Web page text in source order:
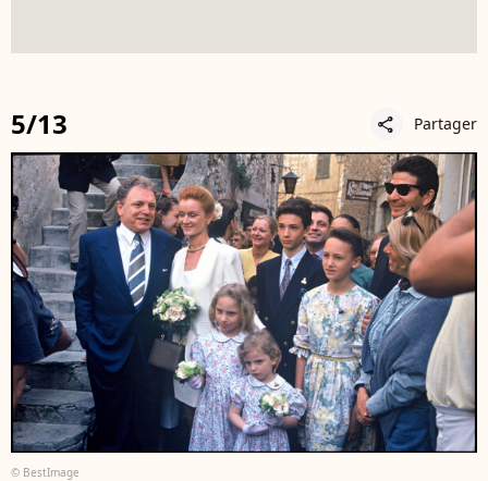
5/13 share Partager
© BestImage